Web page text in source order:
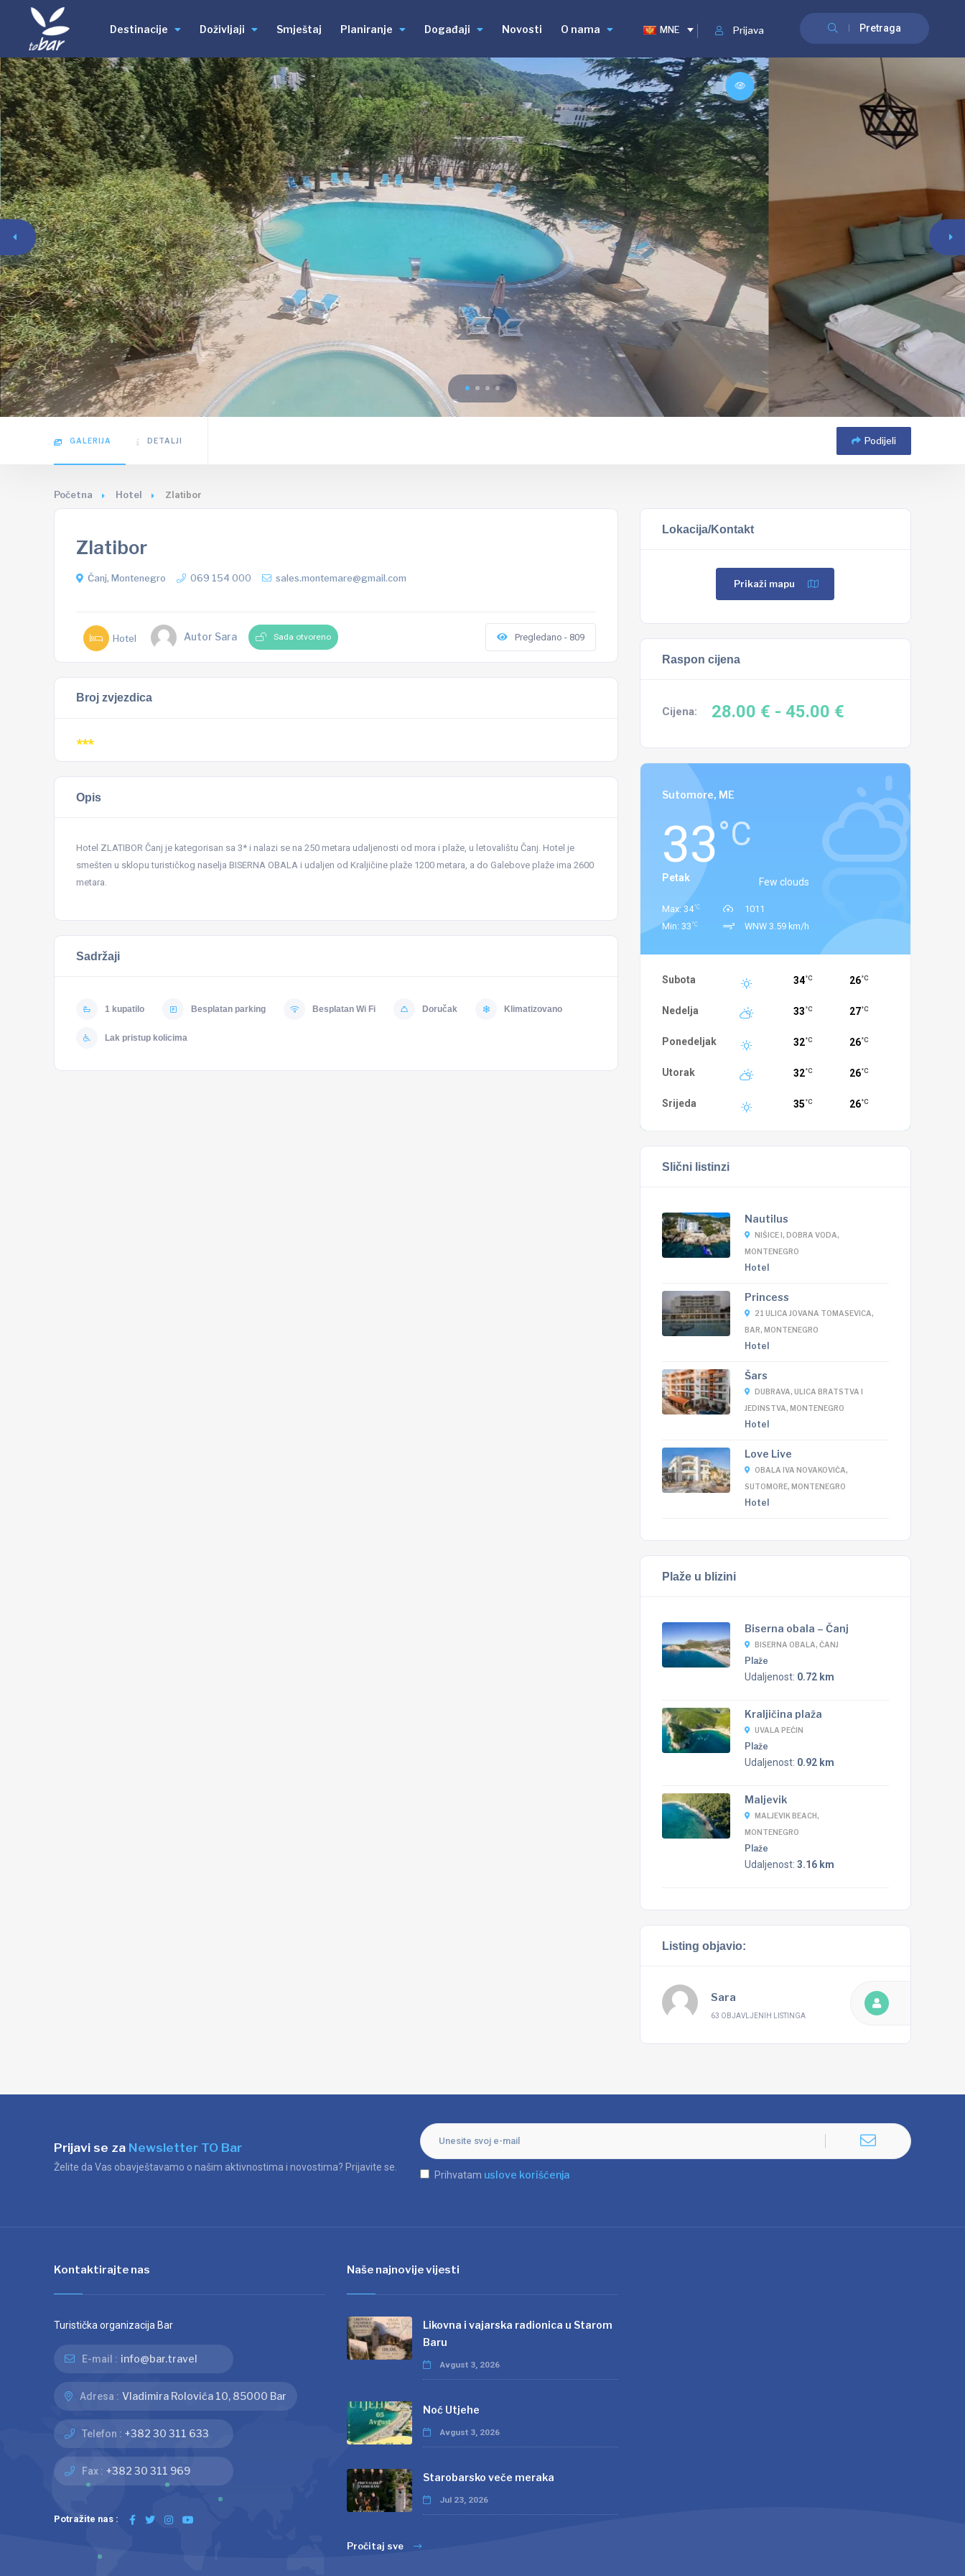
Pretraga
Prijava
MNE
Destinacije Doživljaji Smještaj Planiranje Događaji Novosti O nama
GALERIJA DETALJI Podijeli
Početna Hotel Zlatibor
Zlatibor
Čanj, Montenegro 069 154 000 sales.montemare@gmail.com
Hotel Autor Sara Sada otvoreno Pregledano - 809
Broj zvjezdica
***
Opis
Hotel ZLATIBOR Čanj je kategorisan sa 3* i nalazi se na 250 metara udaljenosti od mora i plaže, u letovalištu Čanj. Hotel je
smešten u sklopu turističkog naselja BISERNA OBALA i udaljen od Kraljičine plaže 1200 metara, a do Galebove plaže ima 2600
metara.
Sadržaji
1 kupatilo Besplatan parking Besplatan Wi Fi Doručak Klimatizovano
Lak pristup kolicima
Lokacija/Kontakt
Prikaži mapu
Raspon cijena
Cijena: 28.00 € - 45.00 €
Sutomore, ME
33°C
Few clouds
Petak
Max: 34°C
Min: 33 °C
1011
WNW 3.59 km/h
Subota 34°C 26°C
Nedelja 33 °C 27°C
Ponedeljak 32°C 26°C
Utorak 32°C 26°C
Srijeda 35 °C 26°C
Slični listinzi
Nautilus
NIŠICE I, DOBRA VODA,
MONTENEGRO
Hotel
Princess
21 ULICA JOVANA TOMASEVICA,
BAR, MONTENEGRO
Hotel
Šars
DUBRAVA, ULICA BRATSTVA I
JEDINSTVA, MONTENEGRO
Hotel
Love Live
OBALA IVA NOVAKOVIĆA,
SUTOMORE, MONTENEGRO
Hotel
Plaže u blizini
Biserna obala – Čanj
BISERNA OBALA, ČANJ
Plaže
Udaljenost: 0.72 km
Kraljičina plaža
UVALA PEĆIN
Plaže
Udaljenost: 0.92 km
Maljevik
MALJEVIK BEACH,
MONTENEGRO
Plaže
Udaljenost: 3.16 km
Listing objavio:
Sara
63 OBJAVLJENIH LISTINGA
Prijavi se za Newsletter TO Bar
Želite da Vas obavještavamo o našim aktivnostima i novostima? Prijavite se.
Prihvatam uslove korišćenja
Kontaktirajte nas
Turistička organizacija Bar
E-mail : info@bar.travel
Adresa : Vladimira Rolovića 10, 85000 Bar
Telefon : +382 30 311 633
Fax : +382 30 311 969
Potražite nas :
Naše najnovije vijesti
Likovna i vajarska radionica u Starom
Baru
Avgust 3, 2026
Noć Utjehe
Avgust 3, 2026
Starobarsko veče meraka
Jul 23, 2026
Pročitaj sve